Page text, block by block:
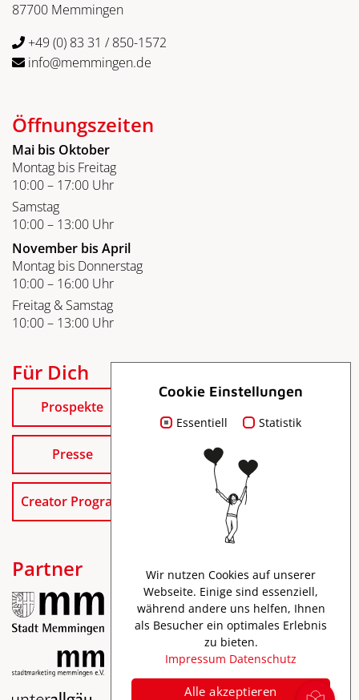
87700 Memmingen
+49 (0) 83 31 / 850-1572
info@memmingen.de
Öffnungszeiten
Mai bis Oktober
Montag bis Freitag
10:00 – 17:00 Uhr
Samstag
10:00 – 13:00 Uhr
November bis April
Montag bis Donnerstag
10:00 – 16:00 Uhr
Freitag & Samstag
10:00 – 13:00 Uhr
Für Dich
Prospekte
Presse
Creator Program
Partner
Cookie Einstellungen
Essentiell Statistik
Wir nutzen Cookies auf unserer
Webseite. Einige sind essenziell,
während andere uns helfen, Ihnen
als Besucher ein optimales Erlebnis
zu bieten.
Impressum Datenschutz
Alle akzeptieren